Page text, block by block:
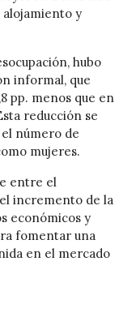
y
hubo
informal, que
pp. menos que en
reducción se
número de
mujeres.
entre el
incremento de la
económicos y
fomentar una
en el mercado